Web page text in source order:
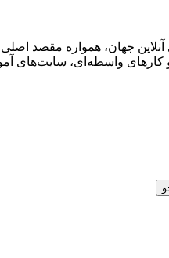
جهان، همواره مقصد
واسطه‌ای، سایت‌های